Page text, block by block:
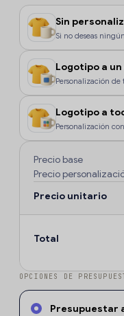
Sin
Si no deseas
Logotipo a
Personalización de
Logotipo a
Personalización
Precio base
Precio
Precio unitario
Total
OPCIONES DE
Presupuestar